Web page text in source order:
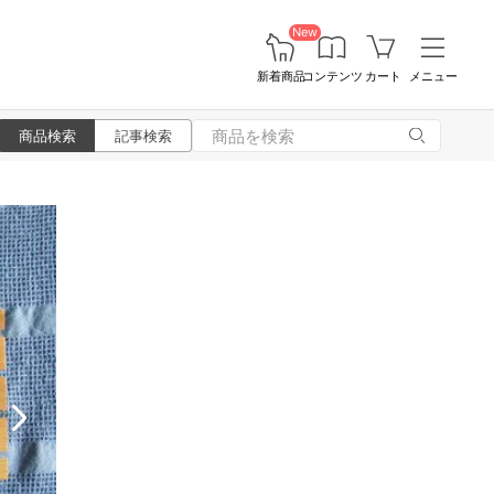
New
新着商品コンテンツ カート メニュー
商品検索 記事検索